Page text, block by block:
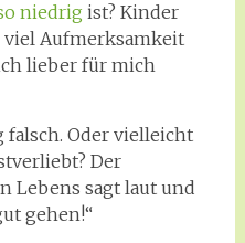
niedrig ist? Kinder
viel Aufmerksamkeit
lieber für mich
Oder vielleicht
Der
Lebens sagt laut und
gehen!“